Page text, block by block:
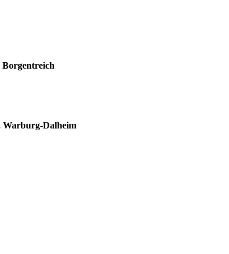
Borgentreich
Warburg-Dalheim